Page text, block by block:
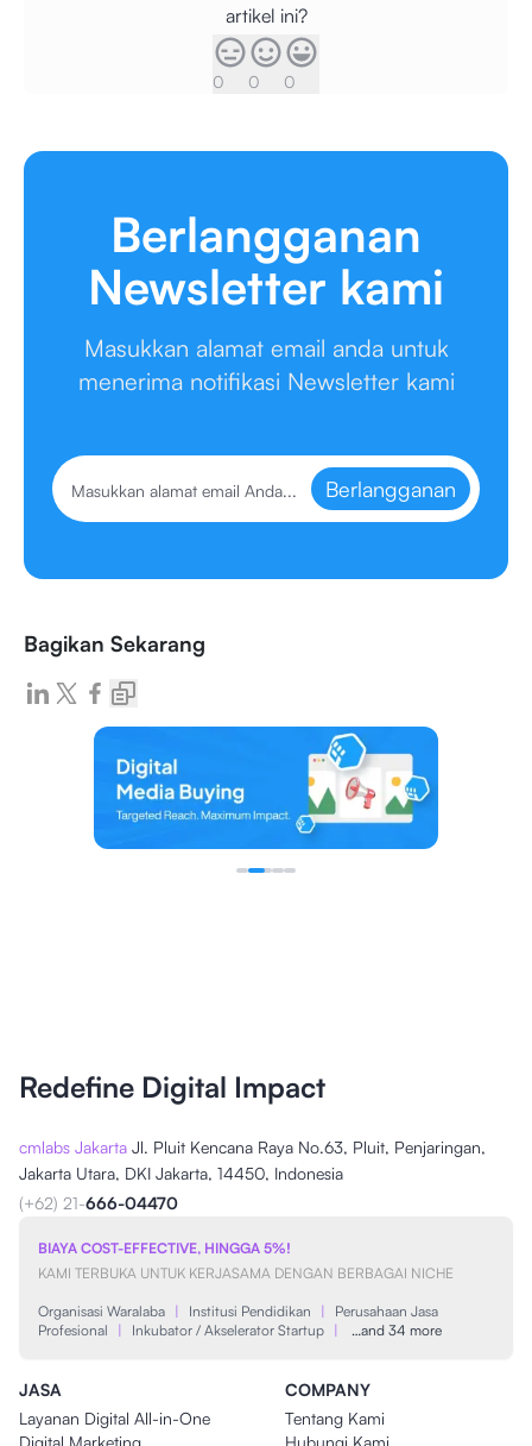
artikel ini?
0 0 0
Berlangganan
Newsletter kami
Masukkan alamat email anda untuk
menerima notifikasi Newsletter kami
Berlangganan
Bagikan Sekarang
Redefine Digital Impact
cmlabs Jakarta Jl. Pluit Kencana Raya No.63, Pluit, Penjaringan,
Jakarta Utara, DKI Jakarta, 14450, Indonesia
(+62) 21-666-04470
BIAYA COST-EFFECTIVE, HINGGA 5%!
KAMI TERBUKA UNTUK KERJASAMA DENGAN BERBAGAI NICHE
Organisasi Waralaba | Institusi Pendidikan |
Perusahaan Jasa
Profesional
| Inkubator / Akselerator Startup | …and 34 more
JASA
Layanan Digital All-in-One
COMPANY
Tentang Kami